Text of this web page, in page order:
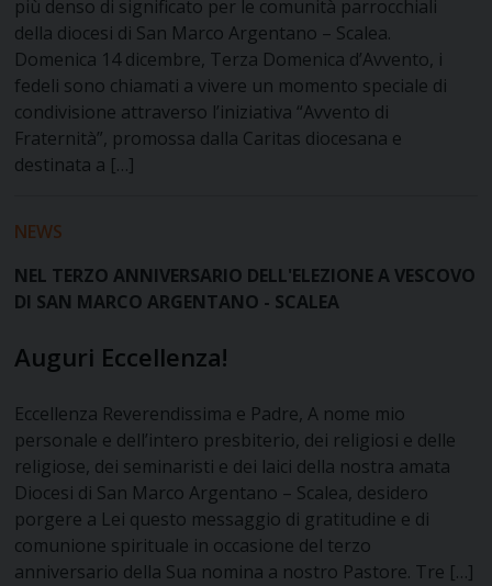
più denso di significato per le comunità parrocchiali
della diocesi di San Marco Argentano – Scalea.
Domenica 14 dicembre, Terza Domenica d’Avvento, i
fedeli sono chiamati a vivere un momento speciale di
condivisione attraverso l’iniziativa “Avvento di
Fraternità”, promossa dalla Caritas diocesana e
destinata a […]
NEWS
NEL TERZO ANNIVERSARIO DELL'ELEZIONE A VESCOVO
DI SAN MARCO ARGENTANO - SCALEA
Auguri Eccellenza!
Eccellenza Reverendissima e Padre, A nome mio
personale e dell’intero presbiterio, dei religiosi e delle
religiose, dei seminaristi e dei laici della nostra amata
Diocesi di San Marco Argentano – Scalea, desidero
porgere a Lei questo messaggio di gratitudine e di
comunione spirituale in occasione del terzo
anniversario della Sua nomina a nostro Pastore. Tre […]